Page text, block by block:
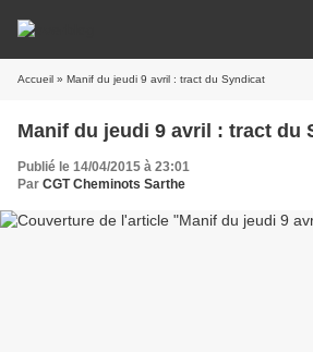
Accueil » Manif du jeudi 9 avril : tract du Syndicat
Manif du jeudi 9 avril : tract du
Publié le 14/04/2015 à 23:01
Par CGT Cheminots Sarthe